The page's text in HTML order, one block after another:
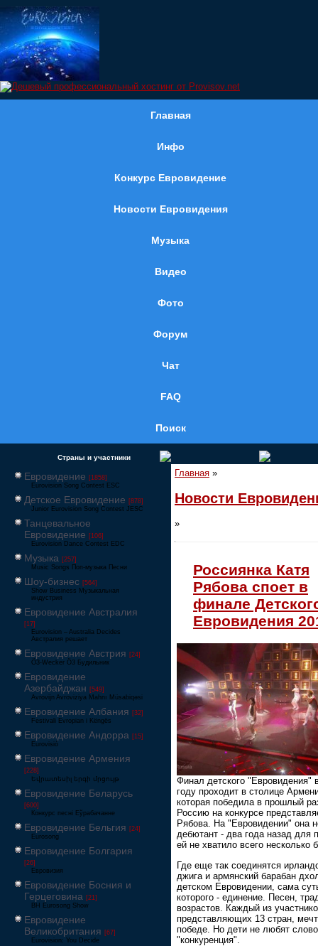
Главная
Инфо
Конкурс Евровидение
Новости Евровидения
Музыка
Видео
Фото
Форум
Чат
FAQ
Поиск
Страны и участники
Евровидение [1858]
Eurovision Song Contest ESC
Детское Евровидение [878]
Junior Eurovision Song Contest JESC
Танцевальное
Евровидение [106]
Eurovision Dance Contest EDC
Музыка [257]
Music Songs Поп-музыка Песни
Шоу-бизнес [564]
Show Business Музыкальная
индустрия
Евровидение Австралия
[17]
Eurovision – Australia Decides
Австралия решает
Евровидение Австрия [24]
Ö3-Wecker Ö3 Будильник
Евровидение
Азербайджан [549]
Avrovijn Avroviziya Mahnı Müsabiqəsi
Евровидение Албания [32]
Festivali Evropian i Këngës
Евровидение Андорра [15]
Eurovisió
Евровидение Армения
[228]
Եվրատեսիլ երգի մրցույթ
Евровидение Беларусь
[600]
Конкурс песні Еўрабачанне
Евровидение Бельгия [24]
Eurosong
Евровидение Болгария
[26]
Евровизия
Евровидение Босния и
Герцеговина [21]
BH Eurosong Show
Евровидение
Великобритания [67]
Eurovision: You Decide
Главная »
Новости
»
Россиянка Катя
Рябова споет в
финале
Евровидения
Финал детского "Евровидения"
году проходит в столице
которая победила в прошлый
Россию на конкурсе
Рябова. На "Евровидении" она
дебютант - два года назад для
ей не хватило всего несколько
Где еще так соединятся
джига и армянский барабан
детском Евровидении, сама
которого - единение. Песен,
возрастов. Каждый из
представляющих 13 стран,
победе. Но дети не любят слово
"конкуренция".